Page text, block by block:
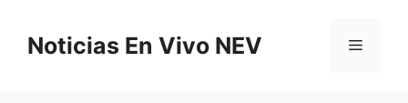
contenido
Noticias En Vivo NEV Menú